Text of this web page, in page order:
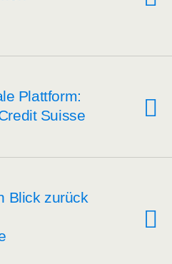
Platt­form:
Suisse
Blick zurück